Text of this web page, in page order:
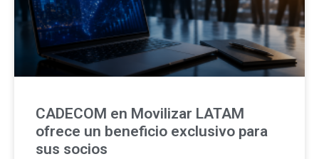
CADECOM en Movilizar LATAM
ofrece un beneficio exclusivo para
sus socios